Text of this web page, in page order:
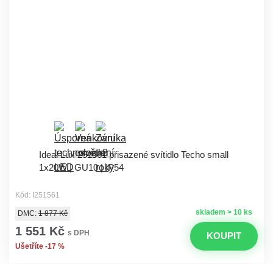
Ideal Lux 251561 přisazené svítidlo Techo small
1x20W | GU10 | IP54
Kód: I251561
skladem > 10 ks
DMC: 1 877 Kč
1 551 Kč s DPH
Ušetříte -17 %
KOUPIT